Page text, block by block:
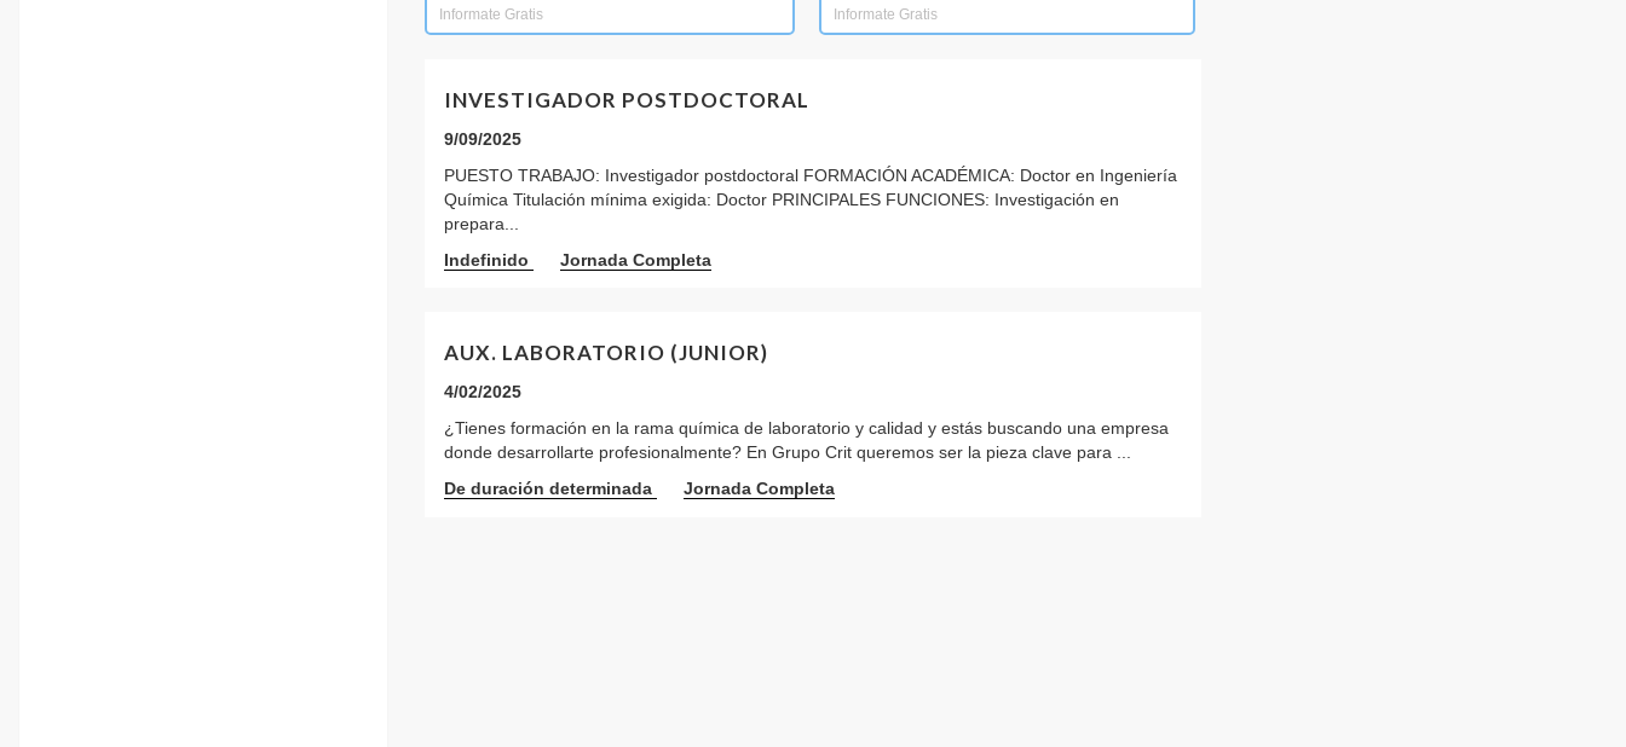
Informate Gratis Informate Gratis
INVESTIGADOR POSTDOCTORAL
9/09/2025
PUESTO TRABAJO: Investigador postdoctoral FORMACIÓN ACADÉMICA: Doctor en Ingeniería
Química Titulación mínima exigida: Doctor PRINCIPALES FUNCIONES: Investigación en
prepara...
Indefinido
Jornada Completa
AUX. LABORATORIO (JUNIOR)
4/02/2025
¿Tienes formación en la rama química de laboratorio y calidad y estás buscando una empresa
donde desarrollarte profesionalmente? En Grupo Crit queremos ser la pieza clave para ...
De duración determinada
Jornada Completa